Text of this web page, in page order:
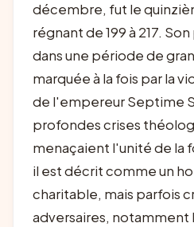
décembre, fut le
régnant de 199 à 217.
dans une période de
marquée à la fois par la
de l'empereur Septime
profondes crises
menaçaient l'unité de la
il est décrit comme un
charitable, mais parfois
adversaires,